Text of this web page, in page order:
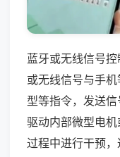
蓝牙或无线信号
或无线信号与手
型等指令，发送
驱动内部微型电
过程中进行干预，